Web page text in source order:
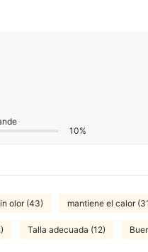
10%
olor (43) mantiene el calor
Talla adecuada (12)